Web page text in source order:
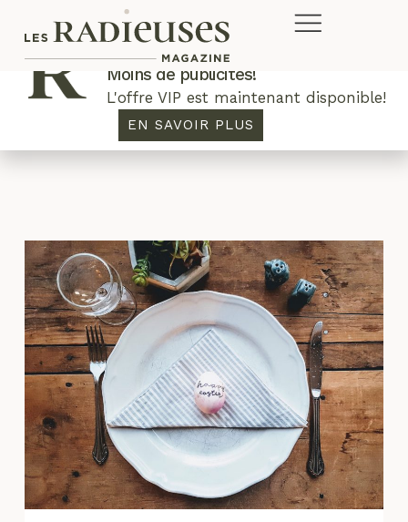
agneau
Plus de concours. Plus de rabais.
Moins de publicités!
L'offre VIP est maintenant disponible!
EN SAVOIR PLUS